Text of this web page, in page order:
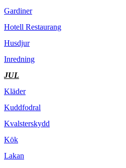
Gardiner
Hotell Restaurang
Husdjur
Inredning
JUL
Kläder
Kuddfodral
Kvalsterskydd
Kök
Lakan